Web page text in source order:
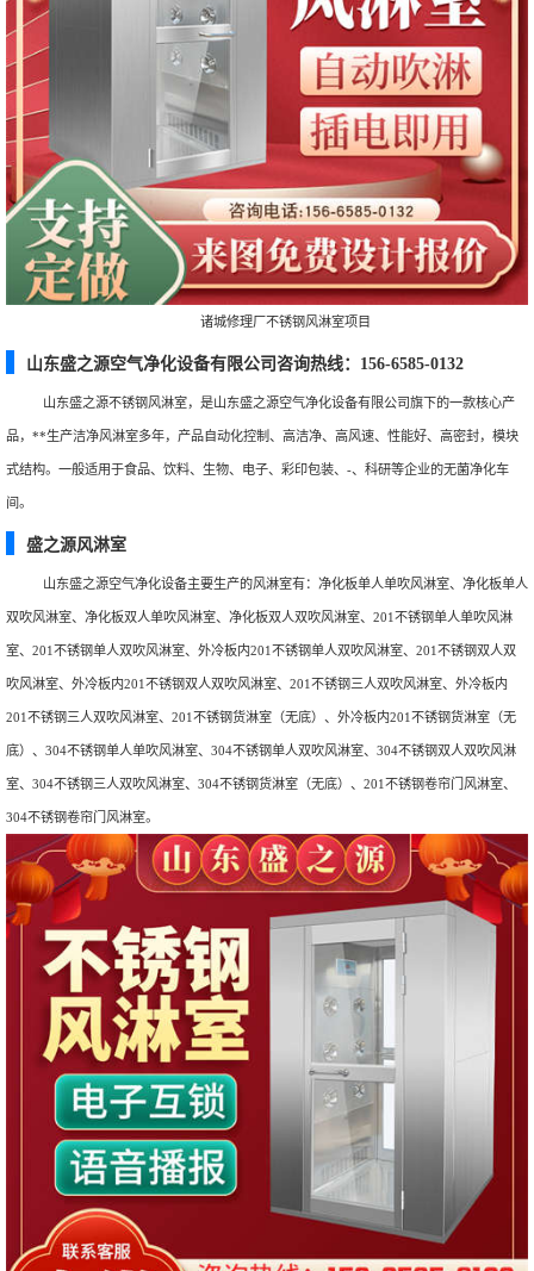
诸城修理厂不锈钢风淋室项目
山东盛之源空气净化设备有限公司咨询热线：156-6585-0132
山东盛之源不锈钢风淋室，是山东盛之源空气净化设备有限公司旗下的一款核心产
品，**生产洁净风淋室多年，产品自动化控制、高洁净、高风速、性能好、高密封，模块
式结构。一般适用于食品、饮料、生物、电子、彩印包装、-、科研等企业的无菌净化车
间。
盛之源风淋室
山东盛之源空气净化设备主要生产的风淋室有：净化板单人单吹风淋室、净化板单人
双吹风淋室、净化板双人单吹风淋室、净化板双人双吹风淋室、201不锈钢单人单吹风淋
室、201不锈钢单人双吹风淋室、外冷板内201不锈钢单人双吹风淋室、201不锈钢双人双
吹风淋室、外冷板内201不锈钢双人双吹风淋室、201不锈钢三人双吹风淋室、外冷板内
201不锈钢三人双吹风淋室、201不锈钢货淋室（无底）、外冷板内201不锈钢货淋室（无
底）、304不锈钢单人单吹风淋室、304不锈钢单人双吹风淋室、304不锈钢双人双吹风淋
室、304不锈钢三人双吹风淋室、304不锈钢货淋室（无底）、201不锈钢卷帘门风淋室、
304不锈钢卷帘门风淋室。